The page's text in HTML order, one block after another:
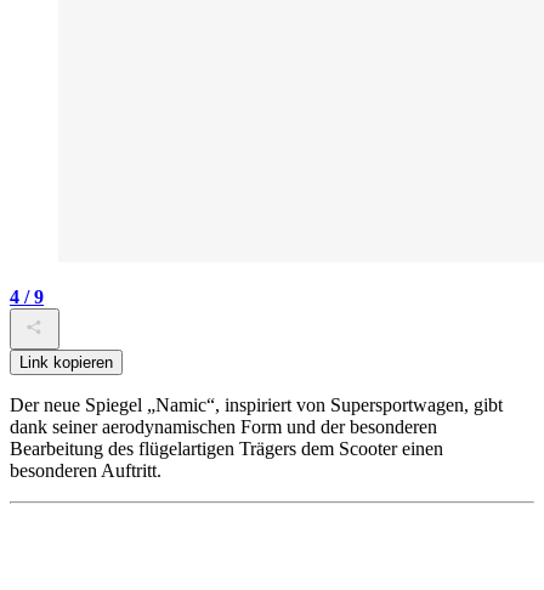
4 / 9
Link kopieren
Der neue Spiegel „Namic“, inspiriert von Supersportwagen, gibt
dank seiner aerodynamischen Form und der besonderen
Bearbeitung des flügelartigen Trägers dem Scooter einen
besonderen Auftritt.